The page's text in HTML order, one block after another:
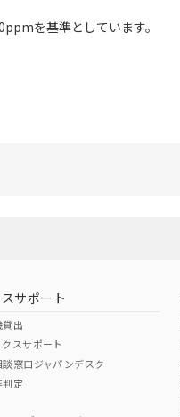
を基準としています。
サポート
貸出
スサポート
談窓口ジャパンデスク
定